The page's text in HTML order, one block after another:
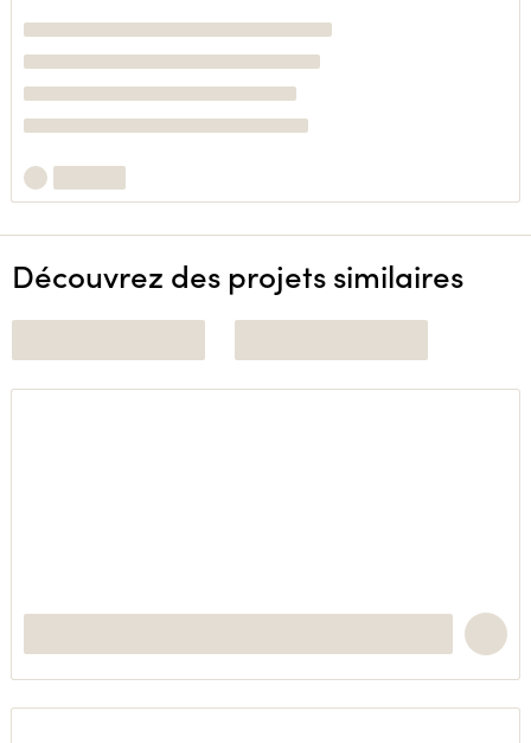
Découvrez des projets similaires